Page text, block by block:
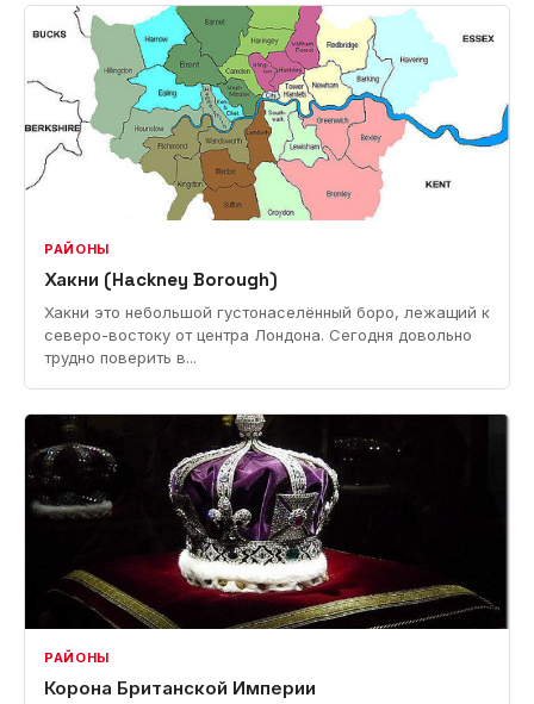
РАЙОНЫ
Хакни (Hackney Borough)
Хакни это небольшой густонаселённый боро, лежащий к
северо-востоку от центра Лондона. Сегодня довольно
трудно поверить в...
РАЙОНЫ
Корона Британской Империи